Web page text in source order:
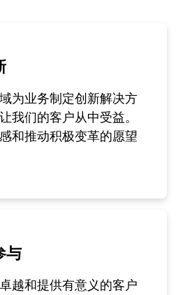
为业务制定创新解决方
我们的客户从中受益。
和推动积极变革的愿望
与
越和提供有意义的客户